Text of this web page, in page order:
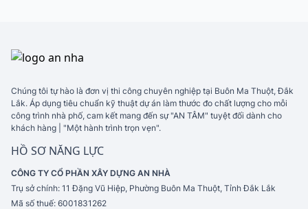
Chúng tôi tự hào là đơn vị thi công chuyên nghiệp tại Buôn Ma Thuột, Đắk
Lắk. Áp dụng tiêu chuẩn kỹ thuật dự án làm thước đo chất lượng cho mỗi
công trình nhà phố, cam kết mang đến sự "AN TÂM" tuyệt đối dành cho
khách hàng | "Một hành trình trọn vẹn".
HỒ SƠ NĂNG LỰC
CÔNG TY CỔ PHẦN XÂY DỰNG AN NHÀ
Trụ sở chính: 11 Đặng Vũ Hiệp, Phường Buôn Ma Thuột, Tỉnh Đắk Lắk
Mã số thuế: 6001831262